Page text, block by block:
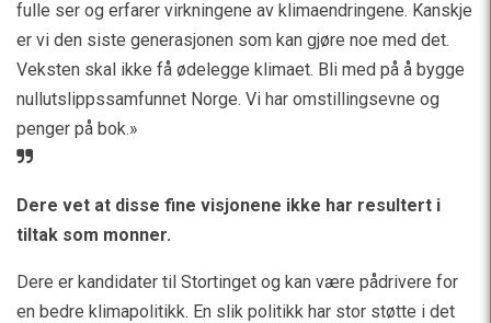
fulle ser og erfarer virkningene av klimaendringene. Kanskje
er vi den siste generasjonen som kan gjøre noe med det.
Veksten skal ikke få ødelegge klimaet. Bli med på å bygge
nullutslippssamfunnet Norge. Vi har omstillingsevne og
penger på bok.»
Dere vet at disse fine visjonene ikke har resultert i
tiltak som monner.
Dere er kandidater til Stortinget og kan være pådrivere for
en bedre klimapolitikk. En slik politikk har stor støtte i det